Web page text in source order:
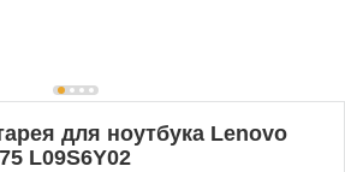
для ноутбука Lenovo
L09S6Y02